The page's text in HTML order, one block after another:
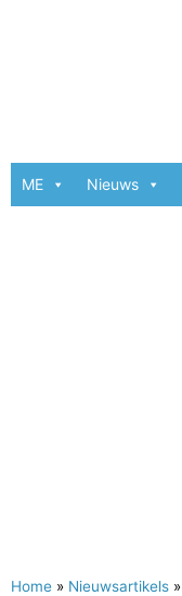
ME Nieuws
Home » Nieuwsartikels »